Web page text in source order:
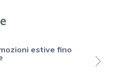
estive fino